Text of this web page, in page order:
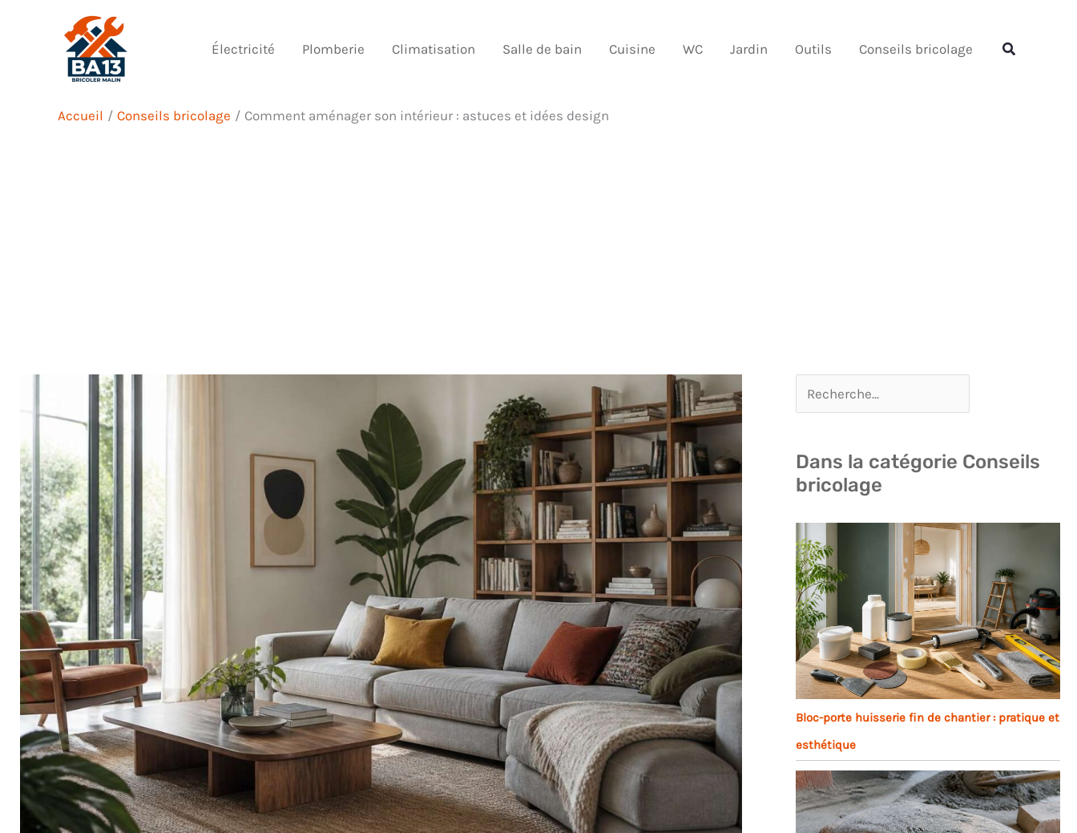
Électricité Plomberie Climatisation Salle de bain Cuisine WC Jardin Outils Conseils bricolage Rechercher
Accueil Conseils bricolage Comment aménager son intérieur : astuces et idées design
Dans la catégorie Conseils
bricolage
Bloc-porte huisserie fin de chantier : pratique et
esthétique